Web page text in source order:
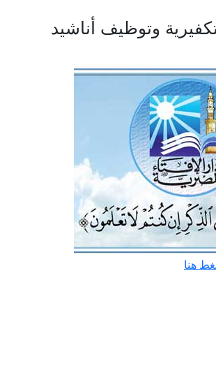
وتوظيف أناشيد
هنا